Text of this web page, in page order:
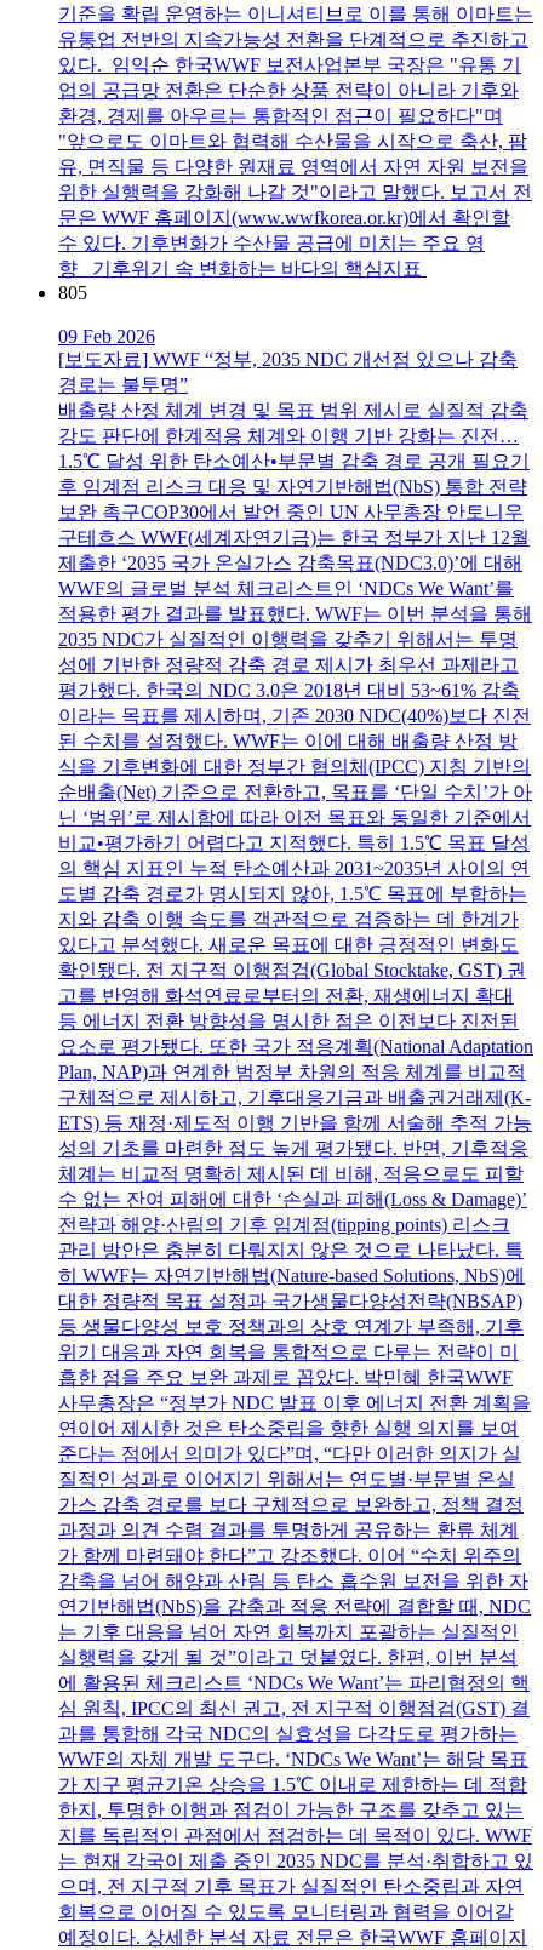
기준을 확립 운영하는 이니셔티브로 이를 통해 이마트는
유통업 전반의 지속가능성 전환을 단계적으로 추진하고
있다. 임익순 한국WWF 보전사업본부 국장은 "유통 기
업의 공급망 전환은 단순한 상품 전략이 아니라 기후와
환경, 경제를 아우르는 통합적인 접근이 필요하다"며
"앞으로도 이마트와 협력해 수산물을 시작으로 축산, 팜
유, 면직물 등 다양한 원재료 영역에서 자연 자원 보전을
위한 실행력을 강화해 나갈 것"이라고 말했다. 보고서 전
문은 WWF 홈페이지(www.wwfkorea.or.kr)에서 확인할
수 있다. 기후변화가 수산물 공급에 미치는 주요 영
향 기후위기 속 변화하는 바다의 핵심지표
805
09 Feb 2026
[보도자료] WWF “정부, 2035 NDC 개선점 있으나 감축
경로는 불투명”
배출량 산정 체계 변경 및 목표 범위 제시로 실질적 감축
강도 판단에 한계적응 체계와 이행 기반 강화는 진전…
1.5℃ 달성 위한 탄소예산•부문별 감축 경로 공개 필요기
후 임계점 리스크 대응 및 자연기반해법(NbS) 통합 전략
보완 촉구COP30에서 발언 중인 UN 사무총장 안토니우
구테흐스 WWF(세계자연기금)는 한국 정부가 지난 12월
제출한 ‘2035 국가 온실가스 감축목표(NDC3.0)’에 대해
WWF의 글로벌 분석 체크리스트인 ‘NDCs We Want’를
적용한 평가 결과를 발표했다. WWF는 이번 분석을 통해
2035 NDC가 실질적인 이행력을 갖추기 위해서는 투명
성에 기반한 정량적 감축 경로 제시가 최우선 과제라고
평가했다. 한국의 NDC 3.0은 2018년 대비 53~61% 감축
이라는 목표를 제시하며, 기존 2030 NDC(40%)보다 진전
된 수치를 설정했다. WWF는 이에 대해 배출량 산정 방
식을 기후변화에 대한 정부간 협의체(IPCC) 지침 기반의
순배출(Net) 기준으로 전환하고, 목표를 ‘단일 수치’가 아
닌 ‘범위’로 제시함에 따라 이전 목표와 동일한 기준에서
비교•평가하기 어렵다고 지적했다. 특히 1.5℃ 목표 달성
의 핵심 지표인 누적 탄소예산과 2031~2035년 사이의 연
도별 감축 경로가 명시되지 않아, 1.5℃ 목표에 부합하는
지와 감축 이행 속도를 객관적으로 검증하는 데 한계가
있다고 분석했다. 새로운 목표에 대한 긍정적인 변화도
확인됐다. 전 지구적 이행점검(Global Stocktake, GST) 권
고를 반영해 화석연료로부터의 전환, 재생에너지 확대
등 에너지 전환 방향성을 명시한 점은 이전보다 진전된
요소로 평가됐다. 또한 국가 적응계획(National Adaptation
Plan, NAP)과 연계한 범정부 차원의 적응 체계를 비교적
구체적으로 제시하고, 기후대응기금과 배출권거래제(K-
ETS) 등 재정·제도적 이행 기반을 함께 서술해 추적 가능
성의 기초를 마련한 점도 높게 평가됐다. 반면, 기후적응
체계는 비교적 명확히 제시된 데 비해, 적응으로도 피할
수 없는 잔여 피해에 대한 ‘손실과 피해(Loss & Damage)’
전략과 해양·산림의 기후 임계점(tipping points) 리스크
관리 방안은 충분히 다뤄지지 않은 것으로 나타났다. 특
히 WWF는 자연기반해법(Nature-based Solutions, NbS)에
대한 정량적 목표 설정과 국가생물다양성전략(NBSAP)
등 생물다양성 보호 정책과의 상호 연계가 부족해, 기후
위기 대응과 자연 회복을 통합적으로 다루는 전략이 미
흡한 점을 주요 보완 과제로 꼽았다. 박민혜 한국WWF
사무총장은 “정부가 NDC 발표 이후 에너지 전환 계획을
연이어 제시한 것은 탄소중립을 향한 실행 의지를 보여
준다는 점에서 의미가 있다”며, “다만 이러한 의지가 실
질적인 성과로 이어지기 위해서는 연도별·부문별 온실
가스 감축 경로를 보다 구체적으로 보완하고, 정책 결정
과정과 의견 수렴 결과를 투명하게 공유하는 환류 체계
가 함께 마련돼야 한다”고 강조했다. 이어 “수치 위주의
감축을 넘어 해양과 산림 등 탄소 흡수원 보전을 위한 자
연기반해법(NbS)을 감축과 적응 전략에 결합할 때, NDC
는 기후 대응을 넘어 자연 회복까지 포괄하는 실질적인
실행력을 갖게 될 것”이라고 덧붙였다. 한편, 이번 분석
에 활용된 체크리스트 ‘NDCs We Want’는 파리협정의 핵
심 원칙, IPCC의 최신 권고, 전 지구적 이행점검(GST) 결
과를 통합해 각국 NDC의 실효성을 다각도로 평가하는
WWF의 자체 개발 도구다. ‘NDCs We Want’는 해당 목표
가 지구 평균기온 상승을 1.5℃ 이내로 제한하는 데 적합
한지, 투명한 이행과 점검이 가능한 구조를 갖추고 있는
지를 독립적인 관점에서 점검하는 데 목적이 있다. WWF
는 현재 각국이 제출 중인 2035 NDC를 분석·취합하고 있
으며, 전 지구적 기후 목표가 실질적인 탄소중립과 자연
회복으로 이어질 수 있도록 모니터링과 협력을 이어갈
예정이다. 상세한 분석 자료 전문은 한국WWF 홈페이지